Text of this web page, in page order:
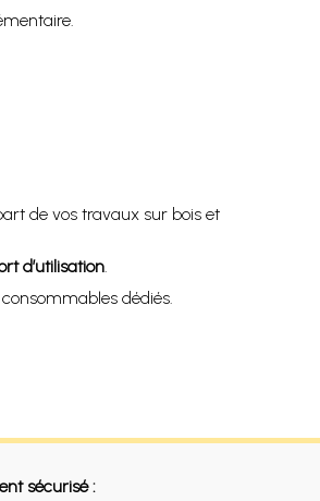
de vos travaux sur bois et
d’utilisation.
dédiés.
sécurisé :